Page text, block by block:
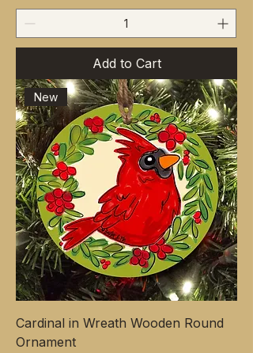
Add to Cart
New
Cardinal in Wreath Wooden Round
Ornament